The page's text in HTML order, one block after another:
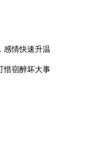
感情快速升温
惜宿醉坏大事